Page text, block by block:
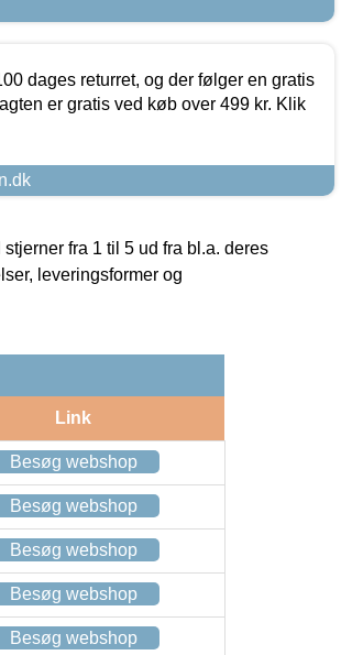
dages returret, og der følger en gratis
er gratis ved køb over 499 kr. Klik
fra 1 til 5 ud fra bl.a. deres
leveringsformer og
Link
Besøg webshop
Besøg webshop
Besøg webshop
Besøg webshop
Besøg webshop